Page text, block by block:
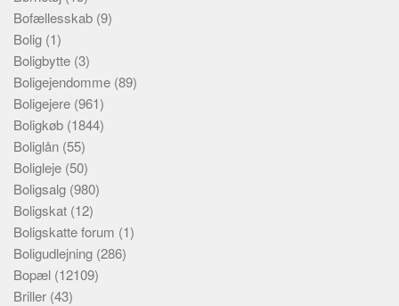
Bofællesskab (9)
Bolig (1)
Boligbytte (3)
Boligejendomme (89)
Boligejere (961)
Boligkøb (1844)
Boliglån (55)
Boligleje (50)
Boligsalg (980)
Boligskat (12)
Boligskatte forum (1)
Boligudlejning (286)
Bopæl (12109)
Briller (43)